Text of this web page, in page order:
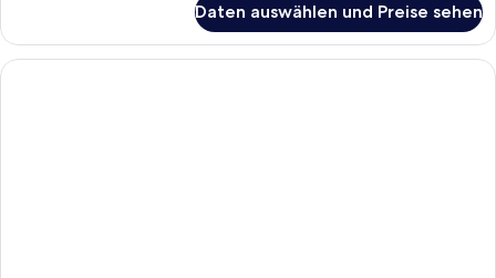
Daten auswählen und Preise sehen